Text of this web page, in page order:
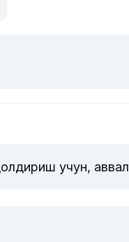
учун, аввал